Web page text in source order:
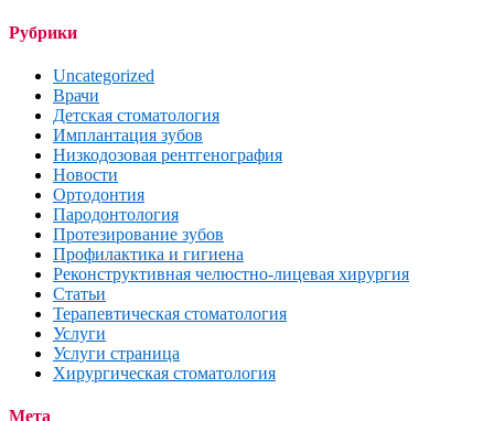
Рубрики
Uncategorized
Врачи
Детская стоматология
Имплантация зубов
Низкодозовая рентгенография
Новости
Ортодонтия
Пародонтология
Протезирование зубов
Профилактика и гигиена
Реконструктивная челюстно-лицевая хирургия
Статьи
Терапевтическая стоматология
Услуги
Услуги страница
Хирургическая стоматология
Мета